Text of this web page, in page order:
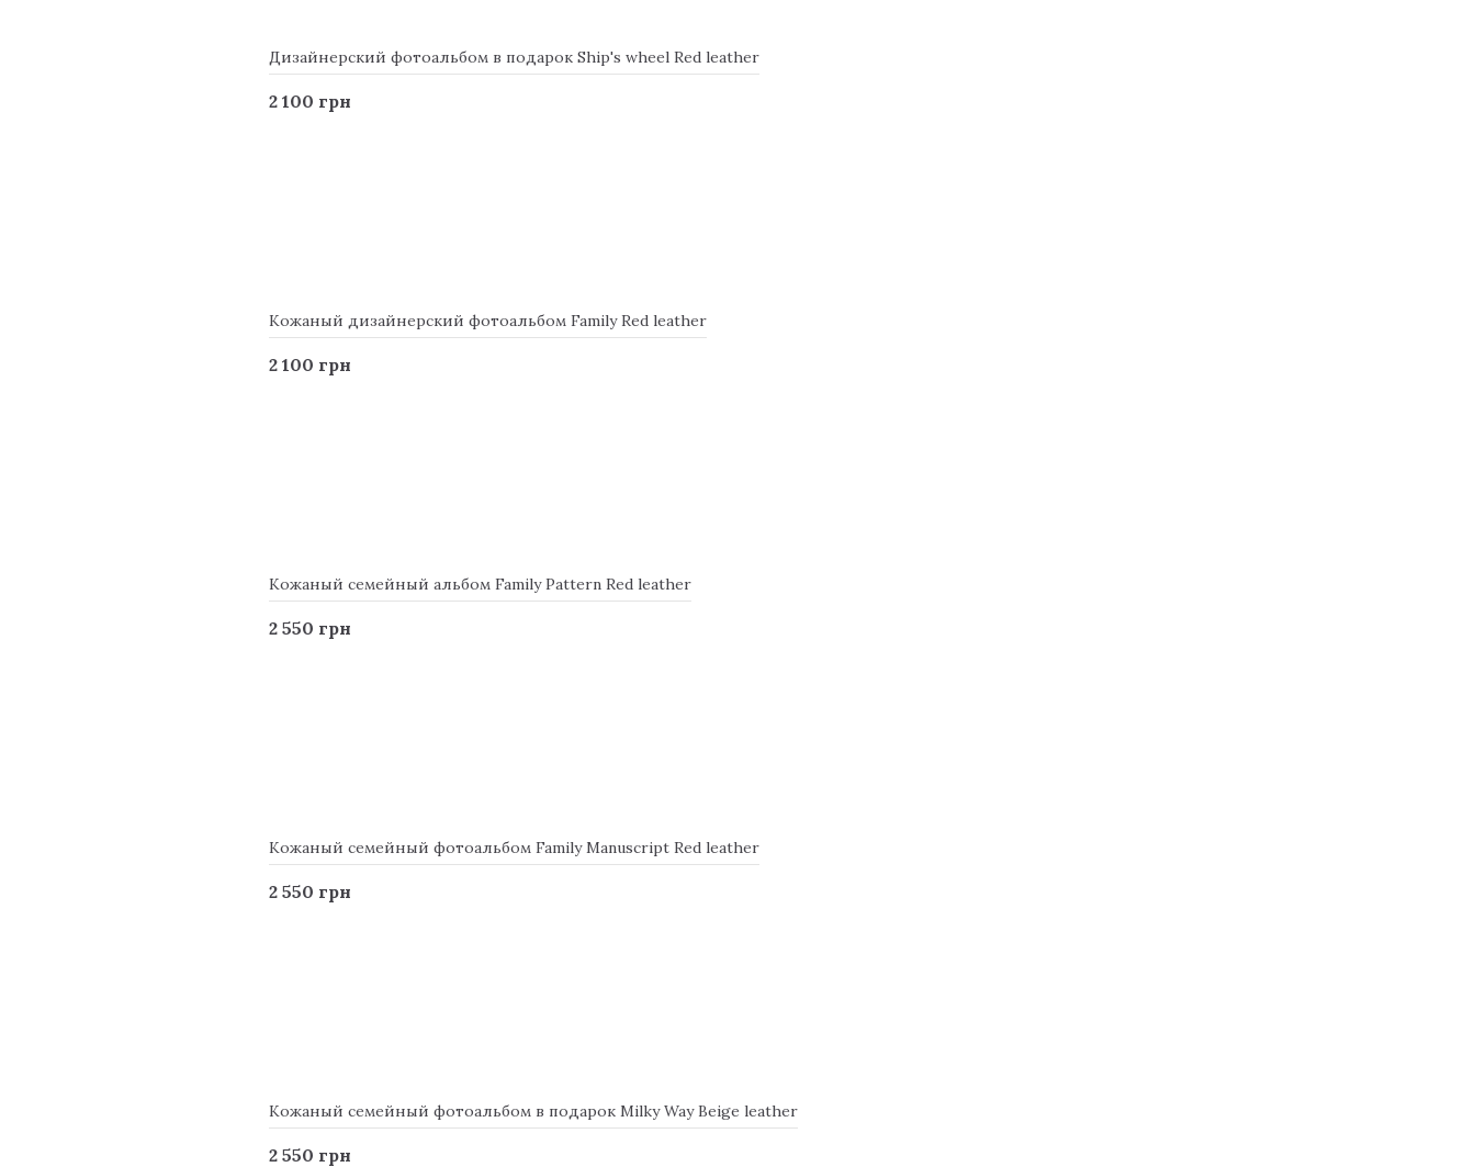
Дизайнерский фотоальбом в подарок Ship's wheel Red leather
2 100 грн
Кожаный дизайнерский фотоальбом Family Red leather
2 100 грн
Кожаный семейный альбом Family Pattern Red leather
2 550 грн
Кожаный семейный фотоальбом Family Manuscript Red leather
2 550 грн
Кожаный семейный фотоальбом в подарок Milky Way Beige leather
2 550 грн